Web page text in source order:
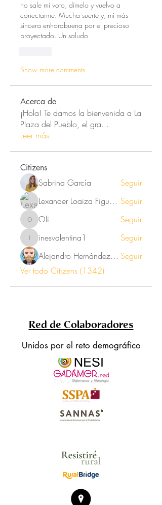
no sale mi voto, dímelo y vuelvo a
conectarme. Mucha suerte y, mi más
sincera enhorabuena por el precioso
proyectado. Un saludo
Show more comments
Acerca de
¡Hola! Te damos la bienvenida a La
Plaza del Pueblo, el gra...
Leer más
Citizens
Sabrina García
Seguir
Lexander Loaiza Figueroa Seguir
Oli Oli Seguir
inesvalentina1
inesvalentina1
Seguir
Alejandro Hernández Renner Seguir
Ver todo Citizens (1342)
Red de Colaboradores
Unidos por el reto demográfico